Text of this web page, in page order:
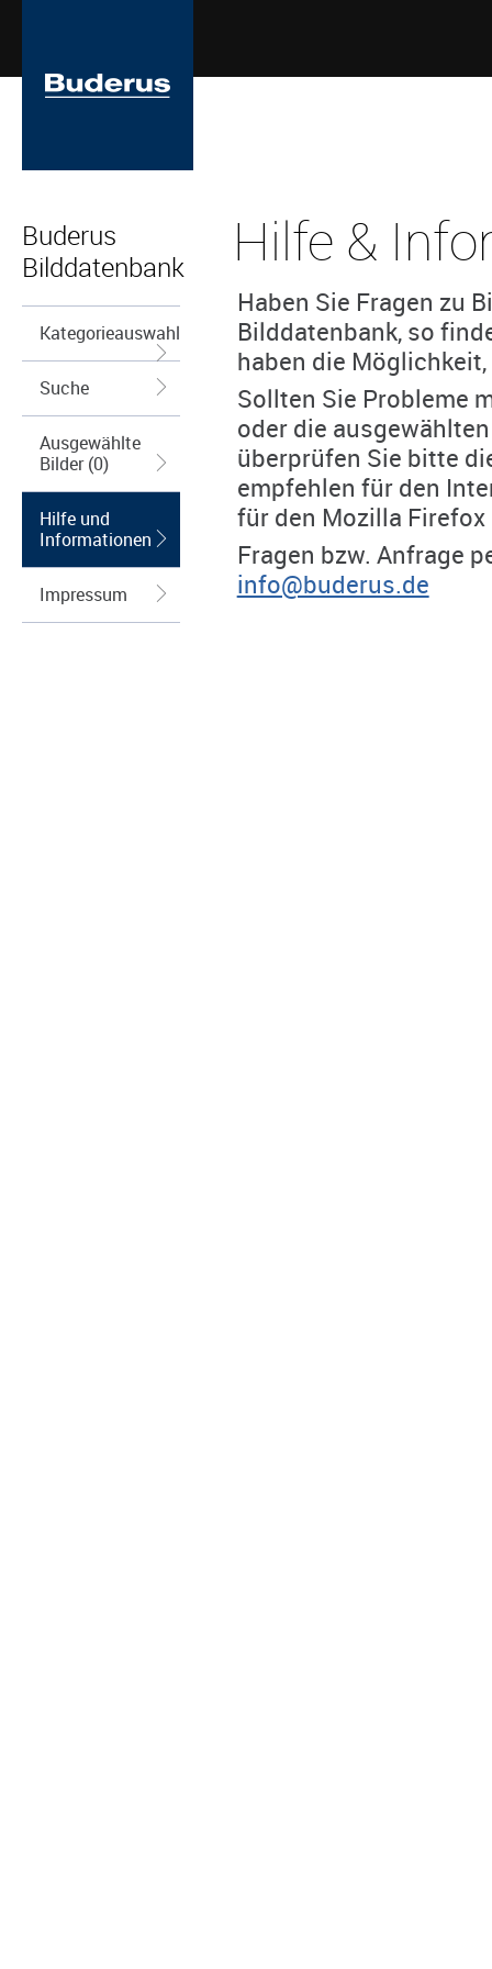
Buderus
Bilddatenbank
Kategorieauswahl
Suche
Ausgewählte
Bilder (0)
Hilfe und
Informationen
Impressum
Hilfe &
Haben Sie Fragen zu
Bilddatenbank, so
haben die
Sollten Sie Probleme
oder die
überprüfen Sie bitte
empfehlen für den
für den Mozilla Firefox
Fragen bzw. Anfrage
info@buderus.de